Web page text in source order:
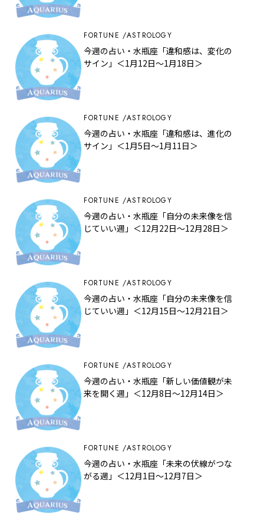
FORTUNE ASTROLOGY
今週の占い・水瓶座「違和感は、変化の
サイン」＜1月12日～1月18日＞
FORTUNE ASTROLOGY
今週の占い・水瓶座「違和感は、進化の
サイン」＜1月5日～1月11日＞
FORTUNE ASTROLOGY
今週の占い・水瓶座「自分の未来像を信
じていい週」＜12月22日～12月28日＞
FORTUNE ASTROLOGY
今週の占い・水瓶座「自分の未来像を信
じていい週」＜12月15日～12月21日＞
FORTUNE ASTROLOGY
今週の占い・水瓶座「新しい価値観が未
来を開く週」＜12月8日～12月14日＞
FORTUNE ASTROLOGY
今週の占い・水瓶座「未来の伏線がつな
がる週」＜12月1日～12月7日＞